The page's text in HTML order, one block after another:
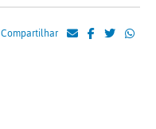
Compartilhar